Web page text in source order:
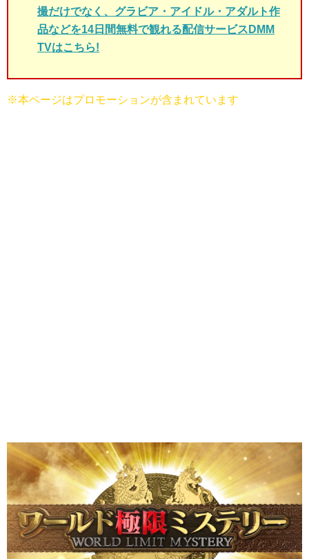
撮だけでなく、グラビア・アイドル・アダルト作
品などを14日間無料で観れる配信サービスDMM
TVはこちら!
※本ページはプロモーションが含まれています